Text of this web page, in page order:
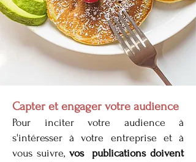
Capter et engager votre audience
Pour inciter votre audience à
s'intéresser à votre entreprise et à
vous suivre, vos publications doivent